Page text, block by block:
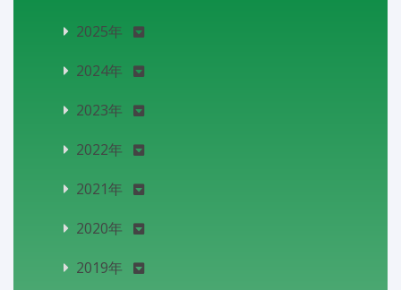
2025年
2024年
2023年
2022年
2021年
2020年
2019年